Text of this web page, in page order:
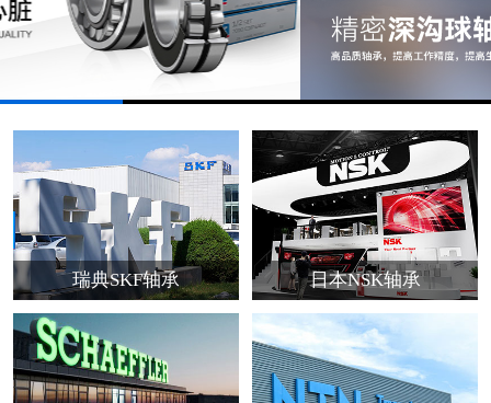
瑞典SKF轴承 日本NSK轴承